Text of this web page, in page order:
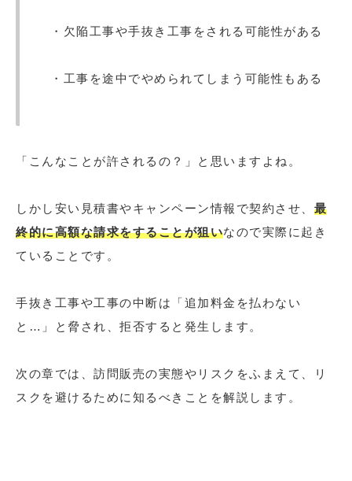
・欠陥工事や手抜き工事をされる可能性がある
・工事を途中でやめられてしまう可能性もある
「こんなことが許されるの？」と思いますよね。
しかし安い見積書やキャンペーン情報で契約させ、 最
終的に高額な請求をすることが狙いなので実際に起き
ていることです。
手抜き工事や工事の中断は「追加料金を払わない
と…」と脅され、拒否すると発生します。
次の章では、訪問販売の実態やリスクをふまえて、リ
スクを避けるために知るべきことを解説します。